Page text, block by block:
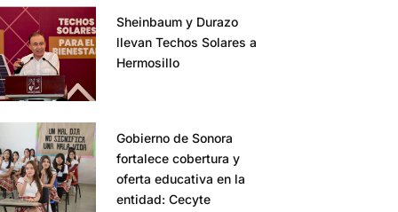
Sheinbaum y Durazo
llevan Techos Solares a
Hermosillo
Gobierno de Sonora
fortalece cobertura y
oferta educativa en la
entidad: Cecyte